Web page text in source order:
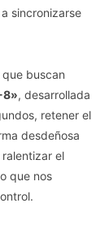
sincronizarse
buscan
8», desarrollada
retener el
desdeñosa
el
que nos